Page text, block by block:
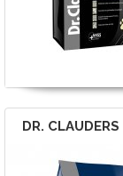
DR. CLAUDERS